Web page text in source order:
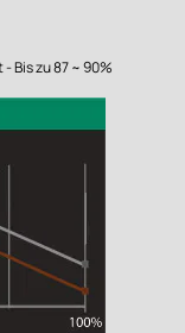
Bis zu 87 ~ 90%